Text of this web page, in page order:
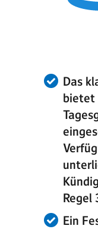
Das
bietet
Regel
Ein